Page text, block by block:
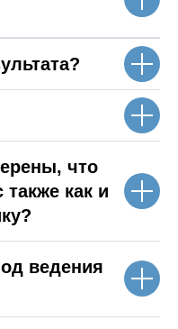
что
как и
ведения